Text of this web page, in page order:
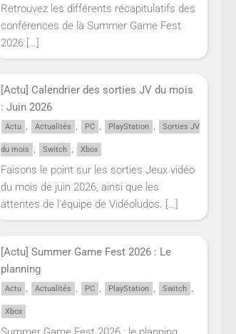
Retrouvez les différents récapitulatifs des
conférences de la Summer Game Fest
2026 […]
[Actu] Calendrier des sorties JV du mois
: Juin 2026
Actu , Actualités , PC , PlayStation , Sorties JV
du mois , Switch , Xbox
Faisons le point sur les sorties Jeux vidéo
du mois de juin 2026, ainsi que les
attentes de l'équipe de Vidéoludos. […]
[Actu] Summer Game Fest 2026 : Le
planning
Actu , Actualités , PC , PlayStation , Switch ,
Xbox